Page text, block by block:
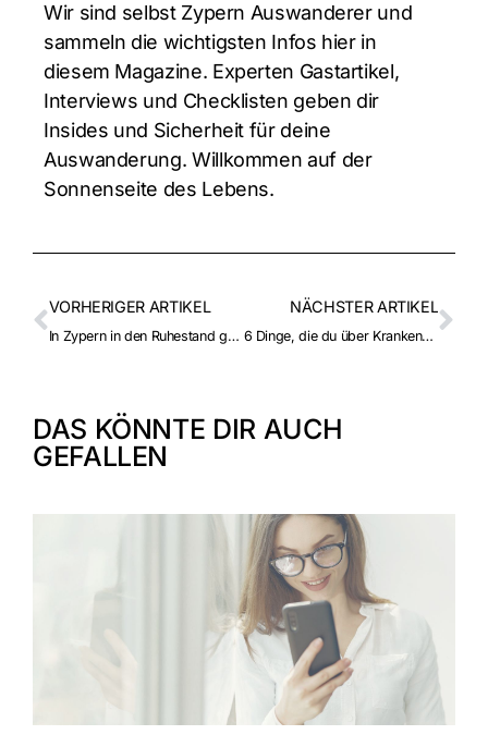
Wir sind selbst Zypern Auswanderer und
sammeln die wichtigsten Infos hier in
diesem Magazine. Experten Gastartikel,
Interviews und Checklisten geben dir
Insides und Sicherheit für deine
Auswanderung. Willkommen auf der
Sonnenseite des Lebens.
VORHERIGER ARTIKEL
In Zypern in den Ruhestand gehen? Folgendes müsstest du wissen, wenn du aus Großbritannien ziehst
NÄCHSTER ARTIKEL
6 Dinge, die du über Krankenversicherungen in Zypern wissen solltest
DAS KÖNNTE DIR AUCH
GEFALLEN